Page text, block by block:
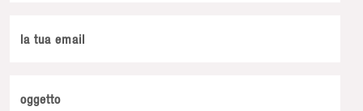
la tua email
oggetto